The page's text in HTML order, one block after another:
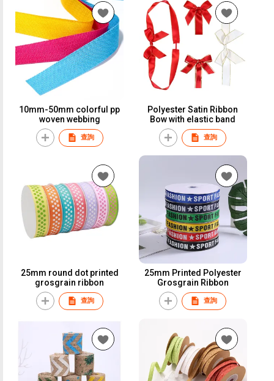
10mm-50mm colorful pp
woven webbing
查詢
Polyester Satin Ribbon
Bow with elastic band
查詢
25mm round dot printed
grosgrain ribbon
查詢
25mm Printed Polyester
Grosgrain Ribbon
查詢